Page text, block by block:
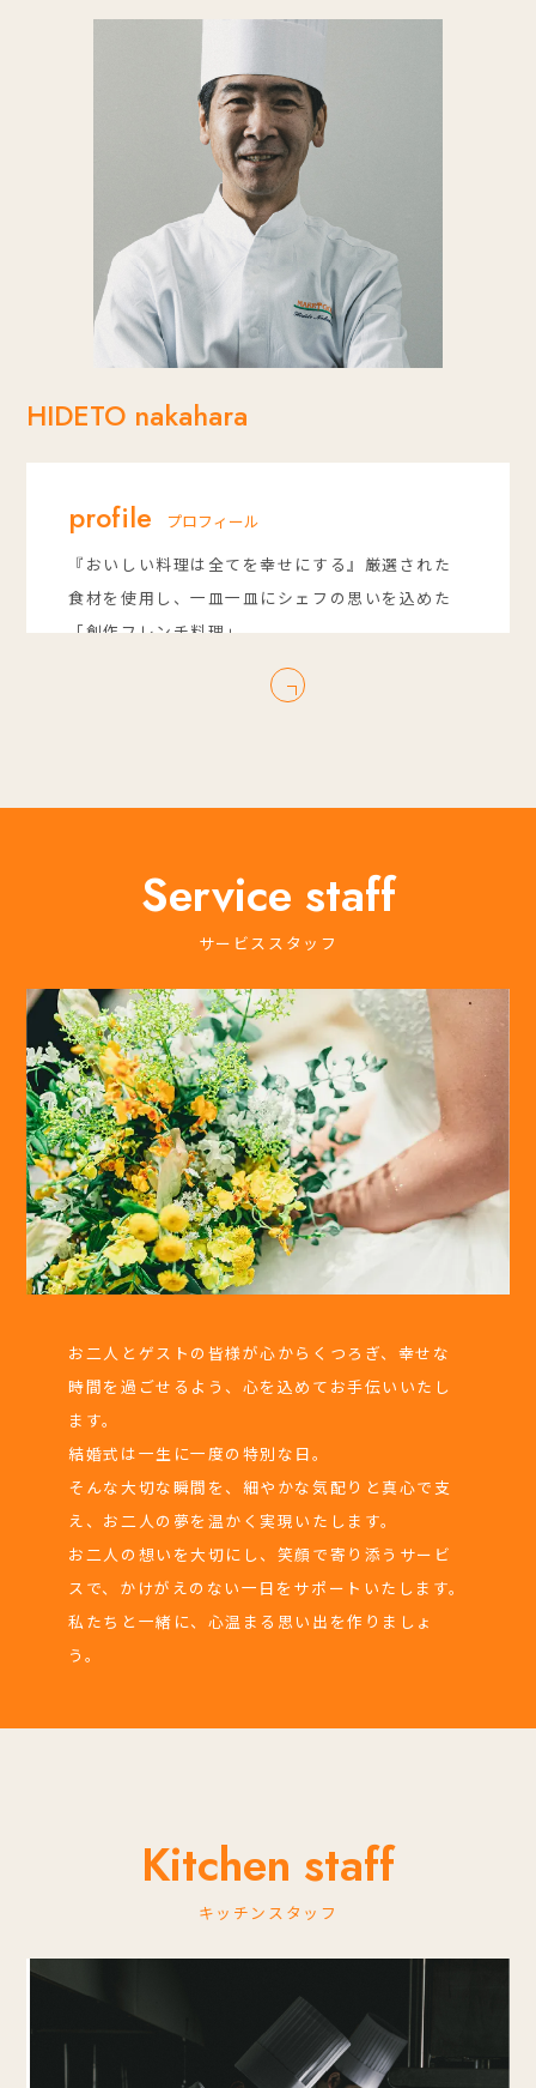
となる中心的存在。
HIDETO nakahara
profile
プロフィール
『おいしい料理は全てを幸せにする』厳選された
食材を使用し、一皿一皿にシェフの思いを込めた
「創作フレンチ料理」。
日々の料理への探究心が創り出す、進化し続ける
創作フレンチは、常に新しい驚きと感動を与えま
Service staff
サービススタッフ
お二人とゲストの皆様が心からくつろぎ、幸せな
時間を過ごせるよう、心を込めてお手伝いいたし
ます。
結婚式は一生に一度の特別な日。
そんな大切な瞬間を、細やかな気配りと真心で支
え、お二人の夢を温かく実現いたします。
お二人の想いを大切にし、笑顔で寄り添うサービ
スで、かけがえのない一日をサポートいたします。
私たちと一緒に、心温まる思い出を作りましょ
う。
Kitchen staff
キッチンスタッフ